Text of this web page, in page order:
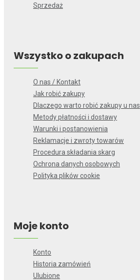
Sprzedaż
Wszystko o zakupach
O nas / Kontakt
Jak robić zakupy
Dlaczego warto robić zakupy u nas
Metody płatności i dostawy
Warunki i postanowienia
Reklamacje i zwroty towarów
Procedura składania skarg
Ochrona danych osobowych
Polityka plików cookie
Moje konto
Konto
Historia zamówień
Ulubione